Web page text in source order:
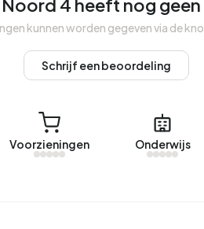
4.
adres in Buitengebied Noord 4
van 2.810 kWh. Het
van 1.280 m³.
4 heeft nog
kunnen worden gegeven via de
Schrijf een beoordeling
Voorzieningen Onderwijs